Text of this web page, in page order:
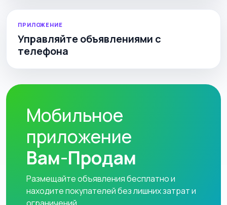
ПРИЛОЖЕНИЕ
Управляйте объявлениями с
телефона
Мобильное
приложение
Вам-Продам
Размещайте объявления бесплатно и
находите покупателей без лишних затрат и